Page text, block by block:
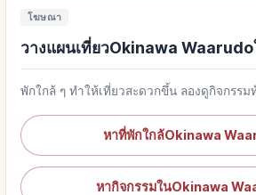
โฆษณา
วางแผนเที่ยวOkinawa
พักใกล้ ๆ ทำให้เที่ยวสะดวกขึ้น ลองดูกิจกรรม
หาที่พักใกล้Okinawa
หากิจกรรมในOkinawa